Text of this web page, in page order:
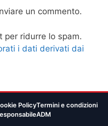
un commento.
per ridurre lo spam.
i dati derivati dai
PolicyTermini e condizioni
ADM